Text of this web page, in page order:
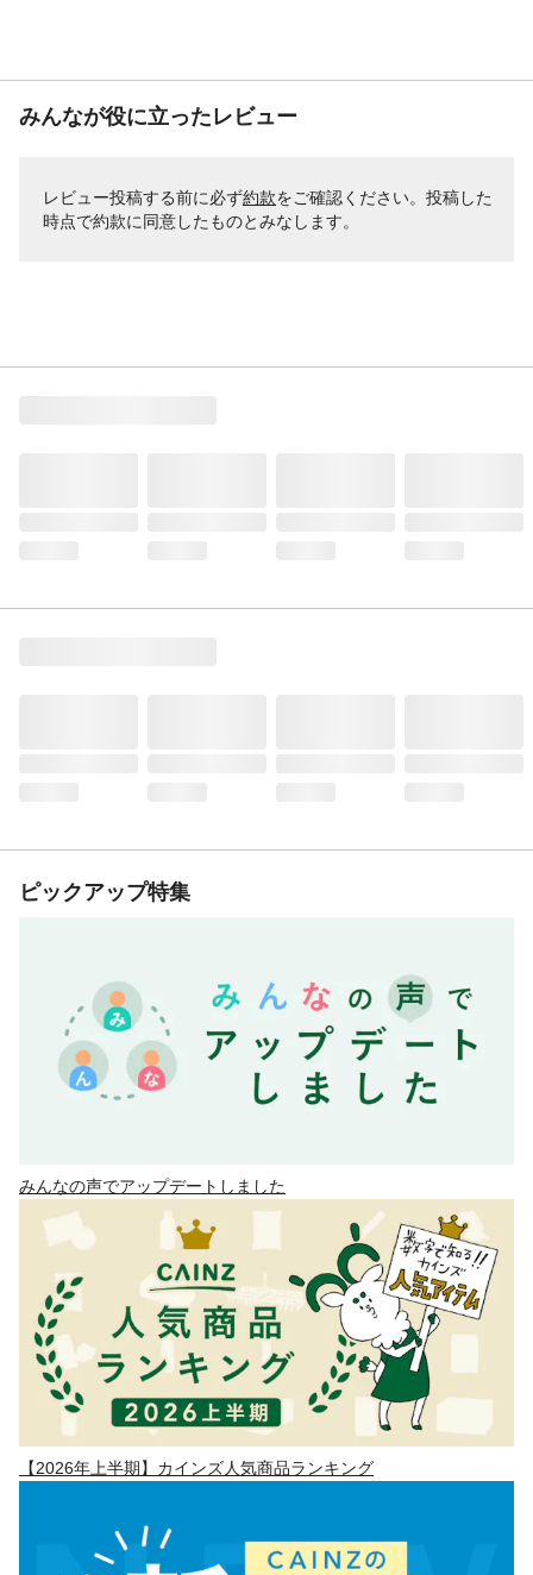
みんなが役に立ったレビュー
レビュー投稿する前に必ず約款をご確認ください。投稿した
時点で約款に同意したものとみなします。
ピックアップ特集
みんなの声でアップデートしました
【2026年上半期】カインズ人気商品ランキング